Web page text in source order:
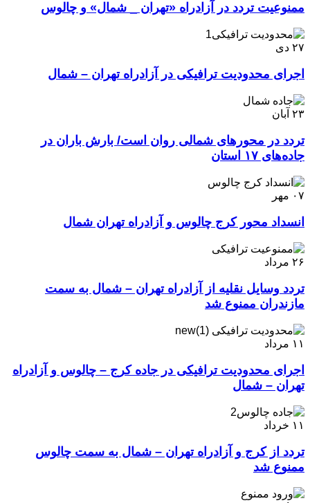
ممنوعیت تردد در آزادراه «تهران _ شمال» و چالوس
۲۷ دی
اجرای محدودیت ترافیکی در آزادراه تهران – شمال
۲۳ آبان
تردد در محورهای شمالی روان است/ بارش باران در
جاده‌های ۱۷ استان
۰۷ مهر
انسداد محور کرج چالوس و آزادراه تهران شمال
۲۶ مرداد
تردد وسایل نقلیه از آزادراه تهران – شمال به سمت
مازندران ممنوع شد
۱۱ مرداد
اجرای محدودیت ترافیکی در جاده کرج – چالوس و آزادراه
تهران – شمال
۱۱ خرداد
تردد از کرج و آزادراه تهران – شمال به سمت چالوس
ممنوع شد